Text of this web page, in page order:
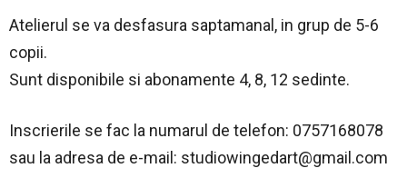
Atelierul se va desfasura saptamanal, in grup de 5-6
copii.
Sunt disponibile si abonamente 4, 8, 12 sedinte.
Inscrierile se fac la numarul de telefon: 0757168078
sau la adresa de e-mail: studiowingedart@gmail.com